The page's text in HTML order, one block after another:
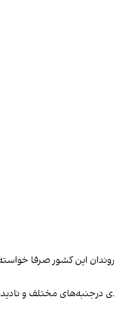
این کشور صرفا
مختلف و